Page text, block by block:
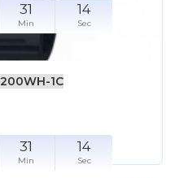
31
Min
14
Sec
1C
31
Min
14
Sec